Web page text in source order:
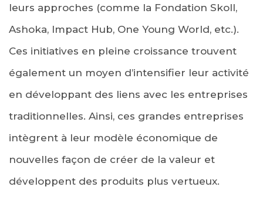
leurs approches (comme la Fondation Skoll,
Ashoka, Impact Hub, One Young World, etc.).
Ces initiatives en pleine croissance trouvent
également un moyen d’intensifier leur activité
en développant des liens avec les entreprises
traditionnelles. Ainsi, ces grandes entreprises
intègrent à leur modèle économique de
nouvelles façon de créer de la valeur et
développent des produits plus vertueux.